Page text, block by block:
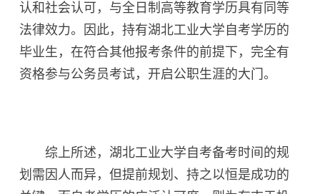
认和社会认可，与全日制高等教育学历具有同等
法律效力。因此，持有湖北工业大学自考学历的
毕业生，在符合其他报考条件的前提下，完全有
资格参与公务员考试，开启公职生涯的大门。
综上所述，湖北工业大学自考备考时间的规
划需因人而异，但提前规划、持之以恒是成功的